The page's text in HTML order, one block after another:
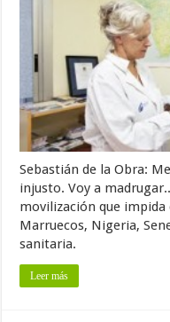
Sebastián de la Obra:
injusto. Voy a
movilización que impida
Marruecos, Nigeria,
sanitaria.
Leer más